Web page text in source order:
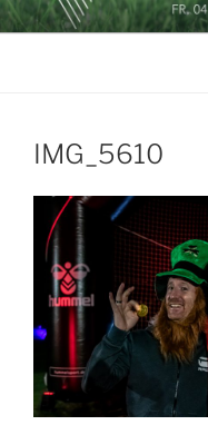
Zum
Inhalt
IMG_5610